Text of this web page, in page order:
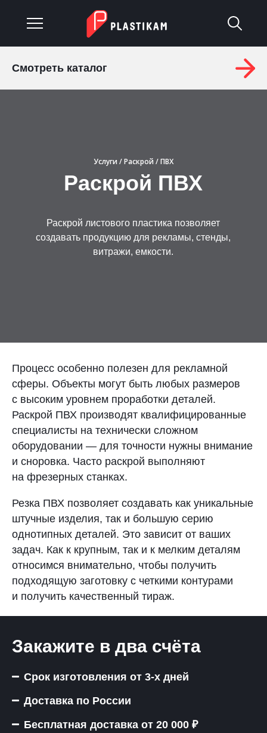
Изделия на заказ
Оплата и доставка
УФА
sale@plastikam.ru
Смотреть каталог
Услуги /Раскрой / ПВХ
Раскрой ПВХ
Раскрой листового пластика позволяет
создавать продукцию для рекламы, стенды,
витражи, емкости.
Процесс особенно полезен для рекламной
сферы. Объекты могут быть любых размеров
с высоким уровнем проработки деталей.
Раскрой ПВХ производят квалифицированные
специалисты на технически сложном
оборудовании — для точности нужны внимание
и сноровка. Часто раскрой выполняют
на фрезерных станках.
Резка ПВХ позволяет создавать как уникальные
штучные изделия, так и большую серию
однотипных деталей. Это зависит от ваших
задач. Как к крупным, так и к мелким деталям
относимся внимательно, чтобы получить
подходящую заготовку с четкими контурами
и получить качественный тираж.
Закажите в два счёта
Срок изготовления от 3-х дней
Доставка по России
Бесплатная доставка от 20 000 ₽